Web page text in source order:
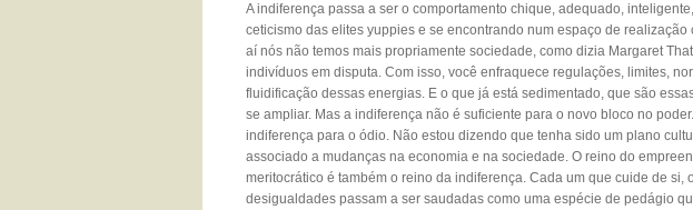
A indiferença passa a ser o comportamento chique, adequado,
ceticismo das elites yuppies e se encontrando num espaço de
aí nós não temos mais propriamente sociedade, como dizia Margaret
indivíduos em disputa. Com isso, você enfraquece regulações, limites,
fluidificação dessas energias. E o que já está sedimentado, que são
se ampliar. Mas a indiferença não é suficiente para o novo bloco no
indiferença para o ódio. Não estou dizendo que tenha sido um plano
associado a mudanças na economia e na sociedade. O reino do
meritocrático é também o reino da indiferença. Cada um que cuide de si,
desigualdades passam a ser saudadas como uma espécie de pedágio